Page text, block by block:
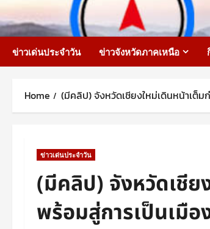
to
content
ข่าวเด่นประจำวัน ข่าวจังหวัดภาคเหนือ
Home (มีคลิป) จังหวัดเชียงใหม่เดินหน้าเต็
ข่าวเด่นประจำวัน
(มีคลิป) จังหวัดเชีย
พร้อมสู่การเป็นเมือ